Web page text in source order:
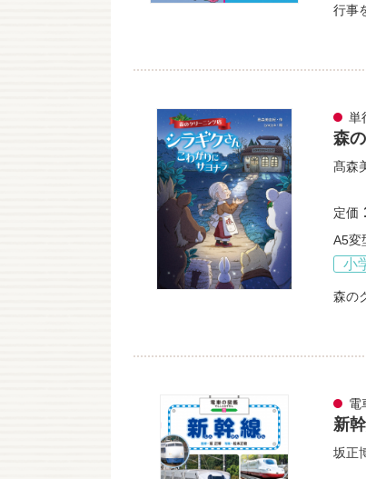
行事
単
森
髙森
定価
A5変
小
森の
電
新
坂正